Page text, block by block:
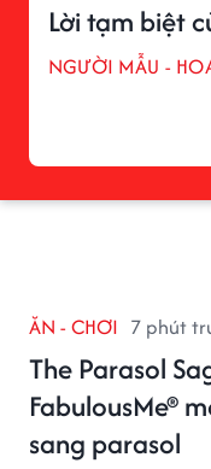
Lời tạm biệt
NGƯỜI MẪU -
ĂN - CHƠI 7 phút
The Parasol
FabulousMe®
sang parasol